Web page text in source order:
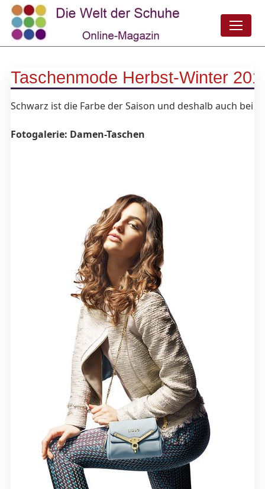
Taschenmode Herbst-Winter
Schwarz ist die Farbe der Saison und deshalb auch bei
Fotogalerie: Damen-Taschen